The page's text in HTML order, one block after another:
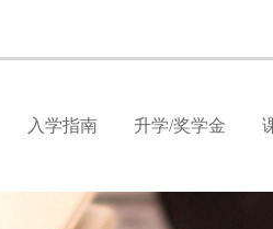
入学指南 升学/奖学金